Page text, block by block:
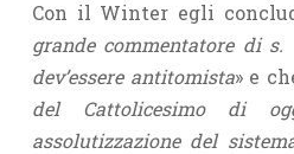
Con il Winter egli
grande commentatore di s.
dev’essere antitomista» e
del Cattolicesimo di
assolutizzazione del